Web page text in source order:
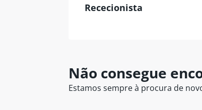
Rececionista
Não consegue
Estamos sempre à procura de